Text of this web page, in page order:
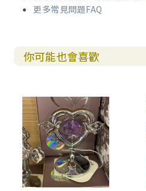
更多常見問題FAQ
你可能也會喜歡